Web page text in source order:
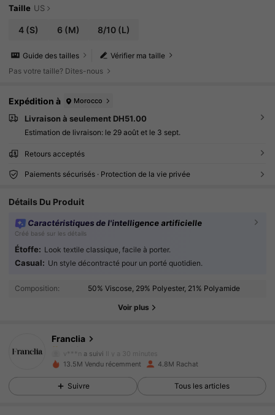
Taille US
4 (S) 6 (M) 8/10(L)
Vérifier ma taille
Guide des tailles
Pas votre taille? Dites-nous
Expédition à Morocco
Livraison à seulement DH51.00
Estimation de livraison: le 29 août et le 3 sept.
Retours acceptés
Paiements sécurisés · Protection de la vie privée
Détails Du Produit
Caractéristiques de l'intelligence artificielle
Créé basé sur les détails
Étoffe: Look textile classique, facile à porter.
Casual: Un style décontracté pour un porté quotidien.
Composition: 50% Viscose, 29% Polyester, 21% Polyamide
Voir plus
Franclia
4.78 1.6M Suiveurs
1.6M Suiveurs
4.78
1.6M Suiveurs
v***n a suivi Il y a 30 minutes
13.5M Vendu récemment 4.8M Rachat
Suivre Tous les articles